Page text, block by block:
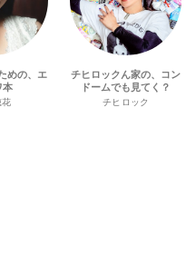
めの、エ
本
花
チヒロックん家の、コン
ドームでも見てく？
チヒロック